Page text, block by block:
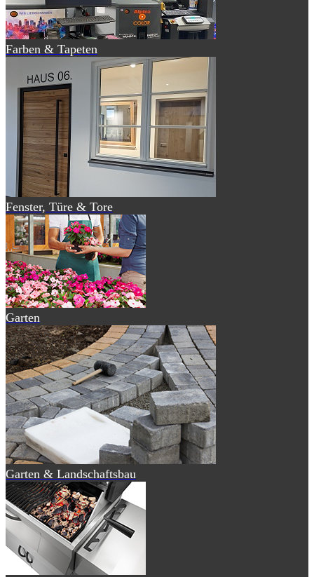
Farben & Tapeten
Fenster, Türe & Tore
Garten
Garten & Landschaftsbau